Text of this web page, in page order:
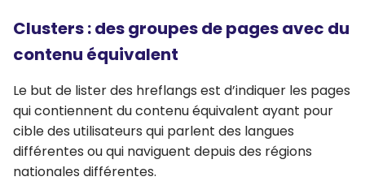
Clusters : des groupes de pages avec du
contenu équivalent
Le but de lister des hreflangs est d’indiquer les pages
qui contiennent du contenu équivalent ayant pour
cible des utilisateurs qui parlent des langues
différentes ou qui naviguent depuis des régions
nationales différentes.